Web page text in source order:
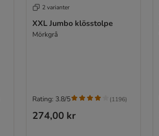
2 varianter
XXL Jumbo klösstolpe
Mörkgrå
274,00 kr
Rating: 3.8/5 (1196)